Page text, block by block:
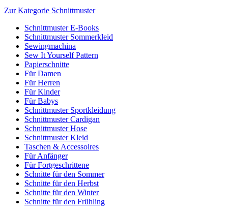
Zur Kategorie Schnittmuster
Schnittmuster E-Books
Schnittmuster Sommerkleid
Sewingmachina
Sew It Yourself Pattern
Papierschnitte
Für Damen
Für Herren
Für Kinder
Für Babys
Schnittmuster Sportkleidung
Schnittmuster Cardigan
Schnittmuster Hose
Schnittmuster Kleid
Taschen & Accessoires
Für Anfänger
Für Fortgeschrittene
Schnitte für den Sommer
Schnitte für den Herbst
Schnitte für den Winter
Schnitte für den Frühling